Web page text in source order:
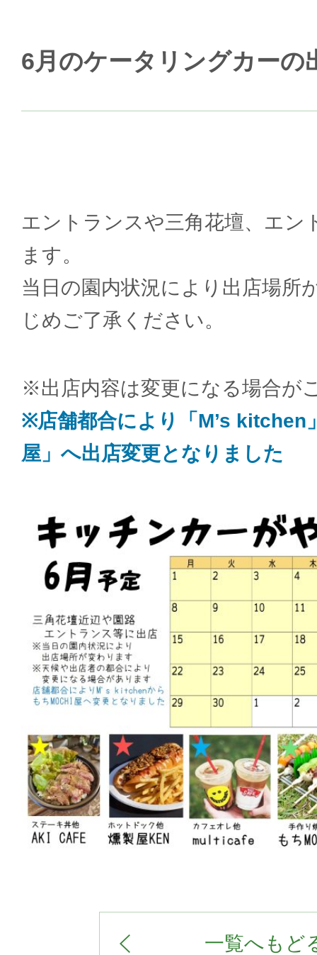
6月のケータリングカーの
エントランスや三角花壇、エン
ます。
当日の園内状況により出店場所
じめご了承ください。
※出店内容は変更になる場合が
※店舗都合により「M’s kitchen
屋」へ出店変更となりました
一覧へもど